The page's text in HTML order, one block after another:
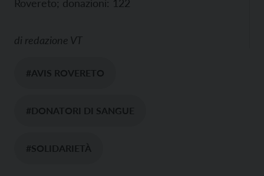
Rovereto; donazioni: 122​
di redazione VT
#AVIS ROVERETO
#DONATORI DI SANGUE
#SOLIDARIETÀ